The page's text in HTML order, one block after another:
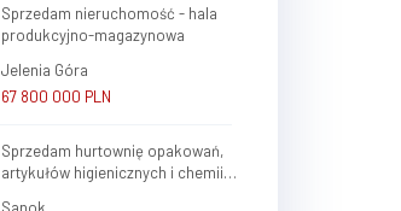
Sprzedam nieruchomość - hala
produkcyjno-magazynowa
Jelenia Góra
67 800 000 PLN
Sprzedam hurtownię opakowań,
artykułów higienicznych i chemii